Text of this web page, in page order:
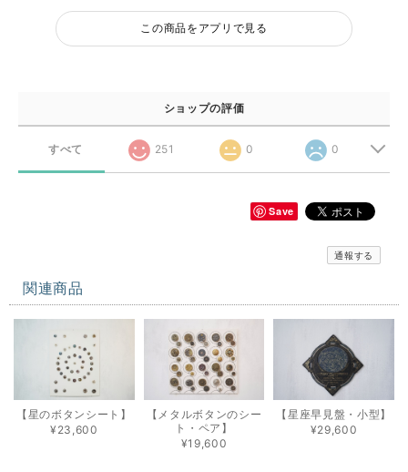
この商品をアプリで見る
ショップの評価
すべて 251 0 0
Save
通報する
関連商品
【星のボタンシート】
¥23,600
【メタルボタンのシー
ト・ペア】
¥19,600
【星座早見盤・小型】
¥29,600